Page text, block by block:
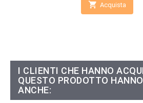
 Acquista
I CLIENTI CHE HANNO
QUESTO PRODOTTO
ANCHE: